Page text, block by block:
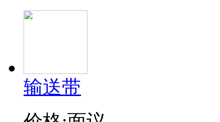
输送带